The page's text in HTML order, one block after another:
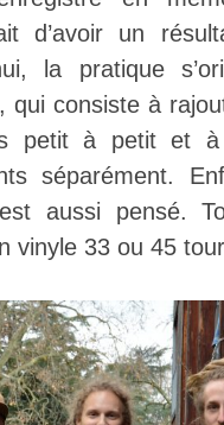
d’avoir un
la pratique
qui consiste à
petit à petit et à
séparément.
aussi pensé.
vinyle 33 ou 45